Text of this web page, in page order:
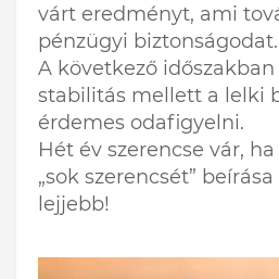
várt eredményt, ami
pénzügyi biztonságodat.
A következő
stabilitás mellett a lelki
érdemes odafigyelni.
Hét év szerencse vár,
„sok szerencsét”
lejjebb!